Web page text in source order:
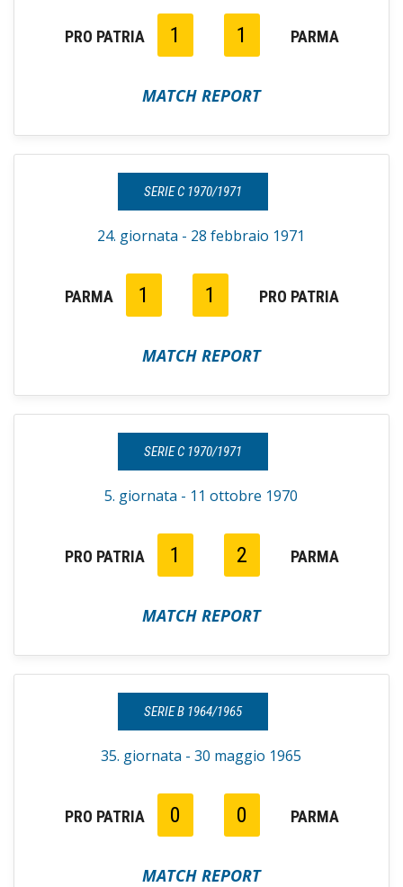
PRO PATRIA 1 1 PARMA
MATCH REPORT
SERIE C 1970/1971
24. giornata - 28 febbraio 1971
PARMA 1 1 PRO PATRIA
MATCH REPORT
SERIE C 1970/1971
5. giornata - 11 ottobre 1970
PRO PATRIA 1 2 PARMA
MATCH REPORT
SERIE B 1964/1965
35. giornata - 30 maggio 1965
PRO PATRIA 0 0 PARMA
MATCH REPORT